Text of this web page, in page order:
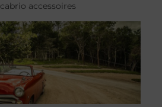
cabrio accessoires